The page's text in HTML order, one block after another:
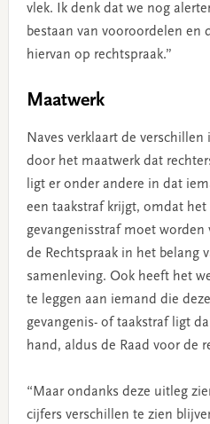
vlek. Ik denk dat we nog
bestaan van vooroordelen en
hiervan op rechtspraak.”
Maatwerk
Naves verklaart de
door het maatwerk dat
ligt er onder andere in dat
een taakstraf krijgt, omdat het
gevangenisstraf moet
de Rechtspraak in het belang
samenleving. Ook heeft het
te leggen aan iemand die
gevangenis- of taakstraf ligt
hand, aldus de Raad voor de
“Maar ondanks deze uitleg
cijfers verschillen te zien